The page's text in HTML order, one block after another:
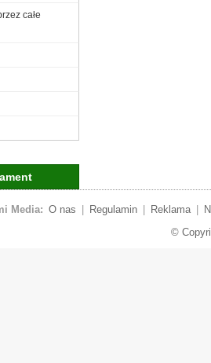
całe
Media: O nas Regulamin Reklama
©